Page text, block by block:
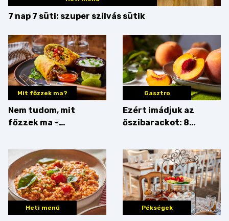
7 nap 7 süti: szuper szilvás sütik
Mit főzzek ma?
Nem tudom, mit
főzzek ma –
Gasztro
Ezért imádjuk az
őszibarackot: 8
augusztusban
feltankolj belőle
Heti menü Pékségek